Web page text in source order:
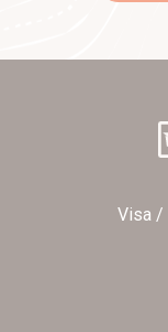
Visa /